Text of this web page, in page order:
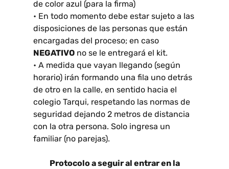
de color azul (para la firma)
• En todo momento debe estar sujeto a las
disposiciones de las personas que están
encargadas del proceso; en caso
NEGATIVO no se le entregará el kit.
• A medida que vayan llegando (según
horario) irán formando una fila uno detrás
de otro en la calle, en sentido hacia el
colegio Tarqui, respetando las normas de
seguridad dejando 2 metros de distancia
con la otra persona. Solo ingresa un
familiar (no parejas).
Protocolo a seguir al entrar en la